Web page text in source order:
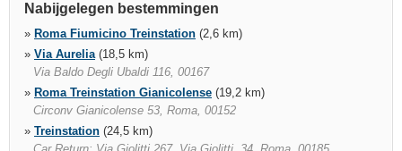
Nabijgelegen bestemmingen
» Roma Fiumicino Treinstation (2,6 km)
» Via Aurelia(18,5 km)
Via Baldo Degli Ubaldi 116, 00167
» Roma Treinstation Gianicolense (19,2 km)
Circonv Gianicolense 53, Roma, 00152
» Treinstation (24,5 km)